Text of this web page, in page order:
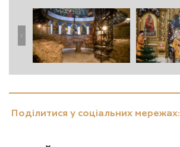
Поділитися у соціальних мережах: